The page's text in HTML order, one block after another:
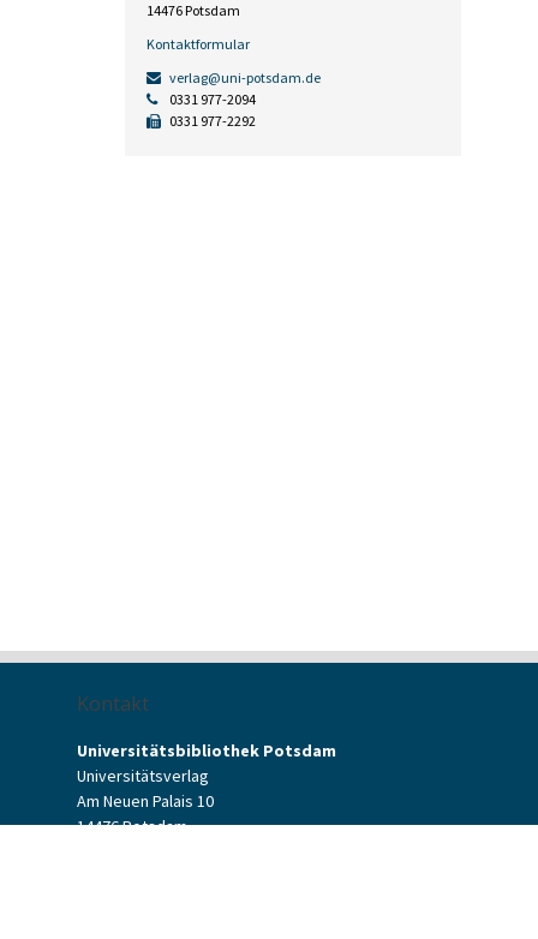
14476 Potsdam
Kontaktformular
verlag@uni-potsdam.de
0331 977-2094
0331 977-2292
Kontakt
Universitätsbibliothek Potsdam
Universitätsverlag
Am Neuen Palais 10
14476 Potsdam